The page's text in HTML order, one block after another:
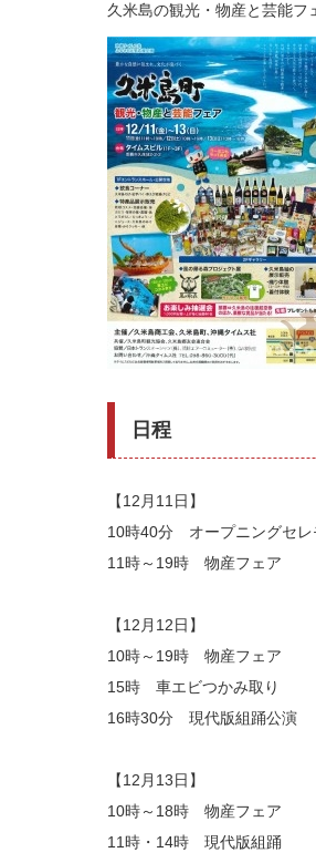
久米島の観光・物産と芸能
日程
【12月11日】
10時40分 オープニングセレ
11時～19時 物産フェア
【12月12日】
10時～19時 物産フェア
15時 車エビつかみ取り
16時30分 現代版組踊公演
【12月13日】
10時～18時 物産フェア
11時・14時 現代版組踊